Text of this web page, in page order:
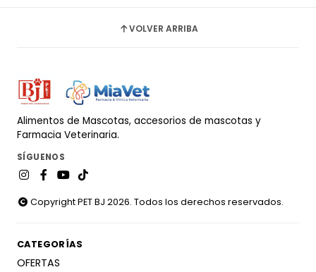
VOLVER ARRIBA
Alimentos de Mascotas, accesorios de mascotas y
Farmacia Veterinaria.
SÍGUENOS
Copyright PET BJ 2026. Todos los derechos reservados.
CATEGORÍAS
OFERTAS